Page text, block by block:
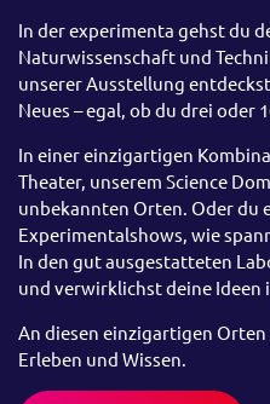
In der experimenta gehst du
Naturwissenschaft und
unserer Ausstellung
Neues – egal, ob du drei oder
In einer einzigartigen
Theater, unserem Science
unbekannten Orten. Oder du
Experimentalshows, wie
In den gut ausgestatteten
und verwirklichst deine Ideen
An diesen einzigartigen
Erleben und Wissen.